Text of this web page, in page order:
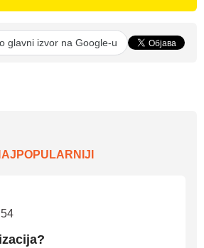
glavni izvor na Google-u